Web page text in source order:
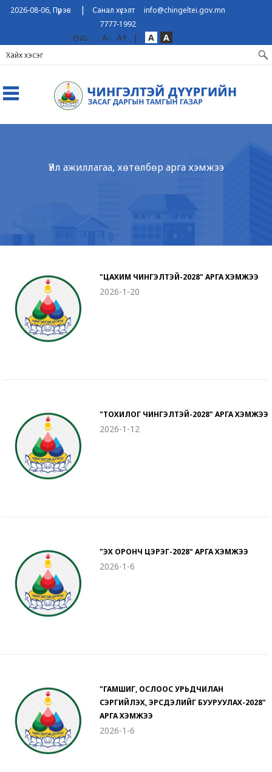
2026-08-06, Пүрэв |Санал хүсэлт
info@chingeltei.gov.mn
7777-1992
ENG
A- A+ | A A
Үйл ажиллагаа, хөтөлбөр арга хэмжээ
"ЦАХИМ ЧИНГЭЛТЭЙ-2028" АРГА ХЭМЖЭЭ
2026-1-20
"ТОХИЛОГ ЧИНГЭЛТЭЙ-2028" АРГА ХЭМЖЭЭ
2026-1-12
"ЭХ ОРОНЧ ЦЭРЭГ-2028" АРГА ХЭМЖЭЭ
2026-1-6
"ГАМШИГ, ОСЛООС УРЬДЧИЛАН
СЭРГИЙЛЭХ, ЭРСДЭЛИЙГ БУУРУУЛАХ-2028"
АРГА ХЭМЖЭЭ
2026-1-6